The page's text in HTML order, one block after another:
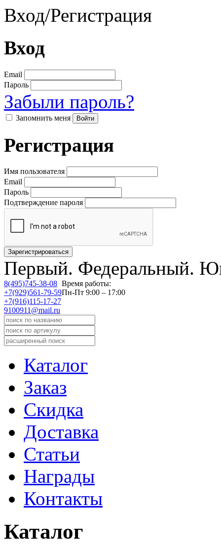
Вход/Регистрация
Вход
Email
Пароль
Забыли пароль?
Запомнить меня
Регистрация
Имя пользователя
Email
Пароль
Подтверждение пароля
Первый. Федеральный.
8(495)745-38-08
+7(929)561-79-59
+7(916)115-17-27
9100911@mail.ru
Время работы:
Пн-Пт 9:00 – 17:00
Каталог
Заказ
Скидка
Доставка
Статьи
Награды
Контакты
Каталог